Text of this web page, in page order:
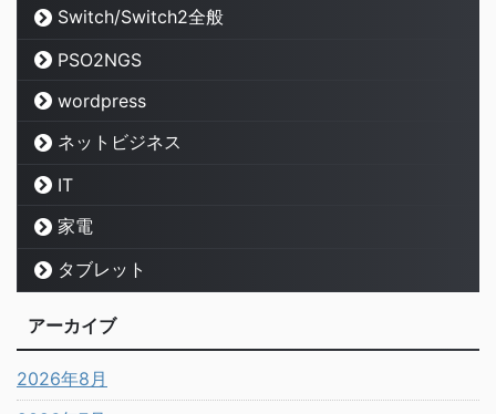
Switch/Switch2全般
PSO2NGS
wordpress
ネットビジネス
IT
家電
タブレット
アーカイブ
2026年8月